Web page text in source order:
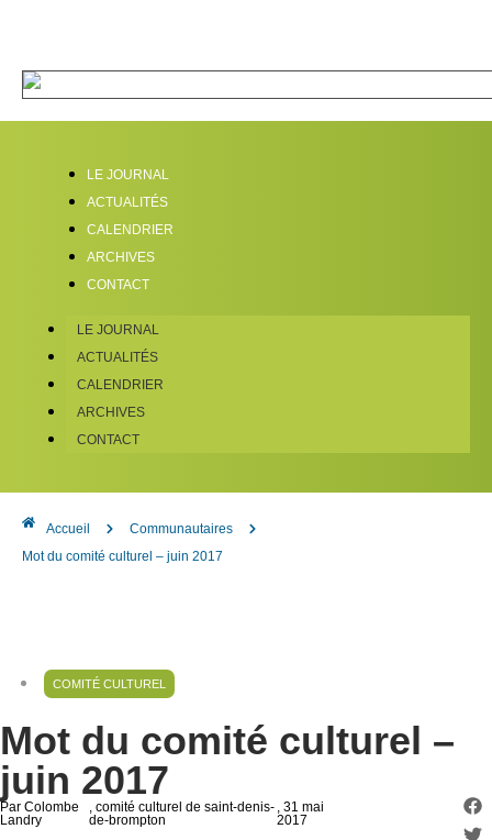
LE JOURNAL
ACTUALITÉS
CALENDRIER
ARCHIVES
CONTACT
LE JOURNAL
ACTUALITÉS
CALENDRIER
ARCHIVES
CONTACT
Accueil
Communautaires
Mot du comité culturel – juin 2017
COMITÉ CULTUREL
Mot du comité culturel –
juin 2017
Par Colombe
Landry
, comité culturel de saint-denis-
de-brompton
, 31 mai
2017